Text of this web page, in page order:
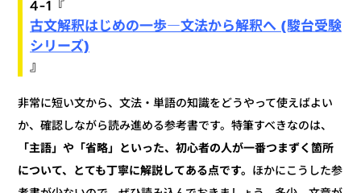
4-1『
古文解釈はじめの一歩―文法から解釈へ (駿台受験
シリーズ)
』
非常に短い文から、文法・単語の知識をどうやって使えばよい
か、確認しながら読み進める参考書です。特筆すべきなのは、
「主語」や「省略」といった、初心者の人が一番つまずく箇所
について、とても丁寧に解説してある点です。 ほかにこうした参